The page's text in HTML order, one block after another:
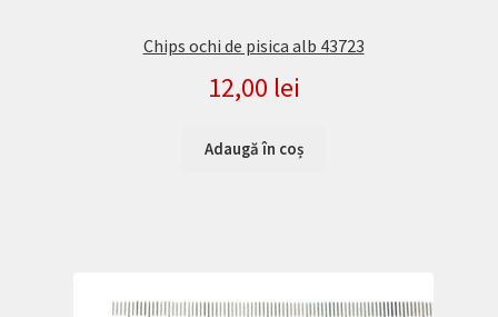
Chips ochi de pisica alb 43723
12,00 lei
Adaugă în coș